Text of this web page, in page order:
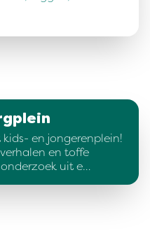
en jongerenplein!
en toffe
uit e…